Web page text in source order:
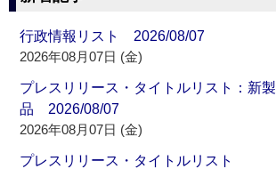
行政情報リスト 2026/08/07
2026年08月07日 (金)
プレスリリース・タイトルリスト：新製
品 2026/08/07
2026年08月07日 (金)
プレスリリース・タイトルリスト